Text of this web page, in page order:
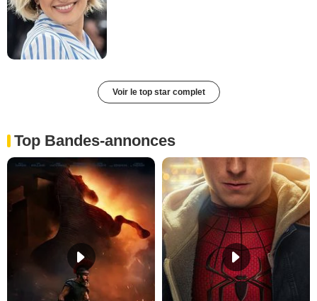
Voir le top star complet
Top Bandes-annonces